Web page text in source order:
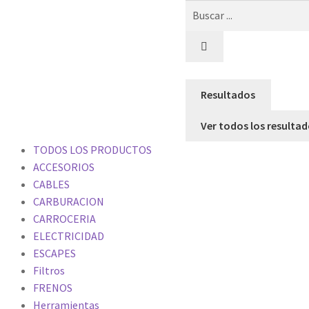
Resultados
Ver todos los
TODOS LOS PRODUCTOS
ACCESORIOS
CABLES
CARBURACION
CARROCERIA
ELECTRICIDAD
ESCAPES
Filtros
FRENOS
Herramientas